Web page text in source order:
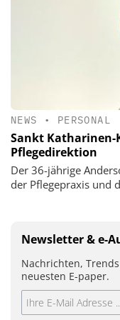
NEWS • PERSONAL
Sankt
Pflegedirektion
Der 36-jährige
der Pflegepraxis und
Newsletter & e-
Nachrichten,
neuesten E-paper.